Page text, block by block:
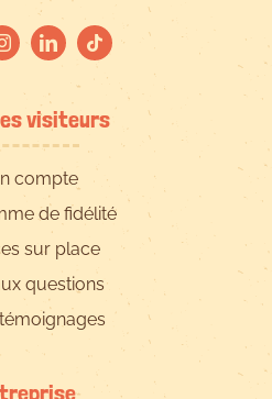
visiteurs
compte
de fidélité
sur place
questions